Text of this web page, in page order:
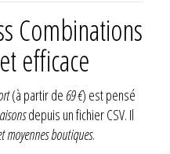
Combinations
efficace
(à partir de 69 €) est pensé
depuis un fichier CSV. Il
moyennes boutiques.